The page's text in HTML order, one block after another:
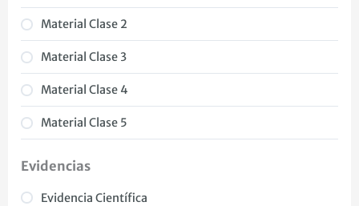
Material Clase 2
Material Clase 3
Material Clase 4
Material Clase 5
Evidencias
Evidencia Científica